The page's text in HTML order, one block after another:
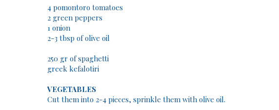
4 pomontoro tomatoes
2 green peppers
1 onion
2-3 tbsp of olive oil
250 gr of spaghetti
greek kefalotiri
VEGETABLES
Cut them into 2-4 pieces, sprinkle them with olive oil.